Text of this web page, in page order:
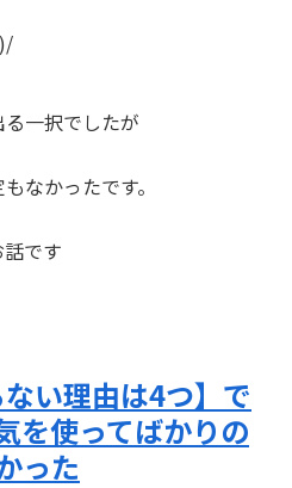
一択でしたが
なかったです。
です
ない理由は4つ】で
を使ってばかりの
った